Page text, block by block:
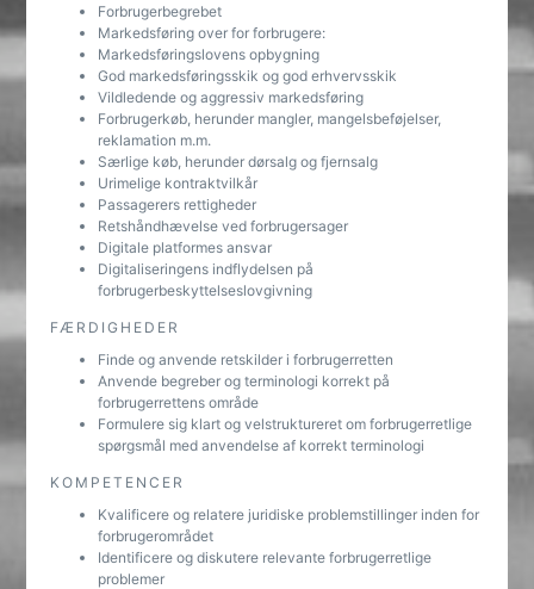
Forbrugerbegrebet
Markedsføring over for forbrugere:
Markedsføringslovens opbygning
God markedsføringsskik og god erhvervsskik
Vildledende og aggressiv markedsføring
Forbrugerkøb, herunder mangler, mangelsbeføjelser,
reklamation m.m.
Særlige køb, herunder dørsalg og fjernsalg
Urimelige kontraktvilkår
Passagerers rettigheder
Retshåndhævelse ved forbrugersager
Digitale platformes ansvar
Digitaliseringens indflydelsen på
forbrugerbeskyttelseslovgivning
FÆRDIGHEDER
Finde og anvende retskilder i forbrugerretten
Anvende begreber og terminologi korrekt på
forbrugerrettens område
Formulere sig klart og velstruktureret om forbrugerretlige
spørgsmål med anvendelse af korrekt terminologi
KOMPETENCER
Kvalificere og relatere juridiske problemstillinger inden for
forbrugerområdet
Identificere og diskutere relevante forbrugerretlige
problemer